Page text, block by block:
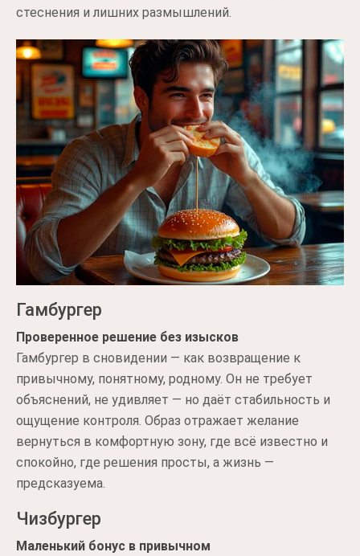
стеснения и лишних размышлений.
Гамбургер
Проверенное решение без изысков
Гамбургер в сновидении — как возвращение к
привычному, понятному, родному. Он не требует
объяснений, не удивляет — но даёт стабильность и
ощущение контроля. Образ отражает желание
вернуться в комфортную зону, где всё известно и
спокойно, где решения просты, а жизнь —
предсказуема.
Чизбургер
Маленький бонус в привычном